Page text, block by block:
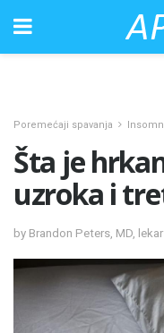
Poremećaji spavanja
Šta je
uzroka i
by Brandon Peters, MD,